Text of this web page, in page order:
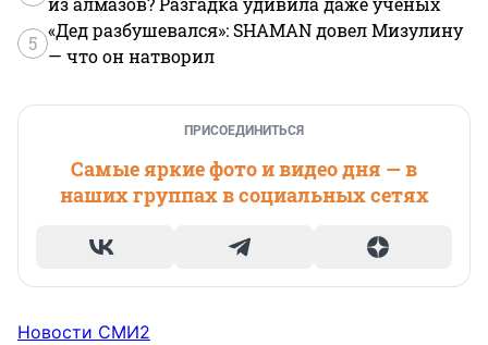
5
«Дед разбушевался»: SHAMAN довел Мизулину
— что он натворил
ПРИСОЕДИНИТЬСЯ
Самые яркие фото и видео дня — в
наших группах в социальных сетях
Новости СМИ2